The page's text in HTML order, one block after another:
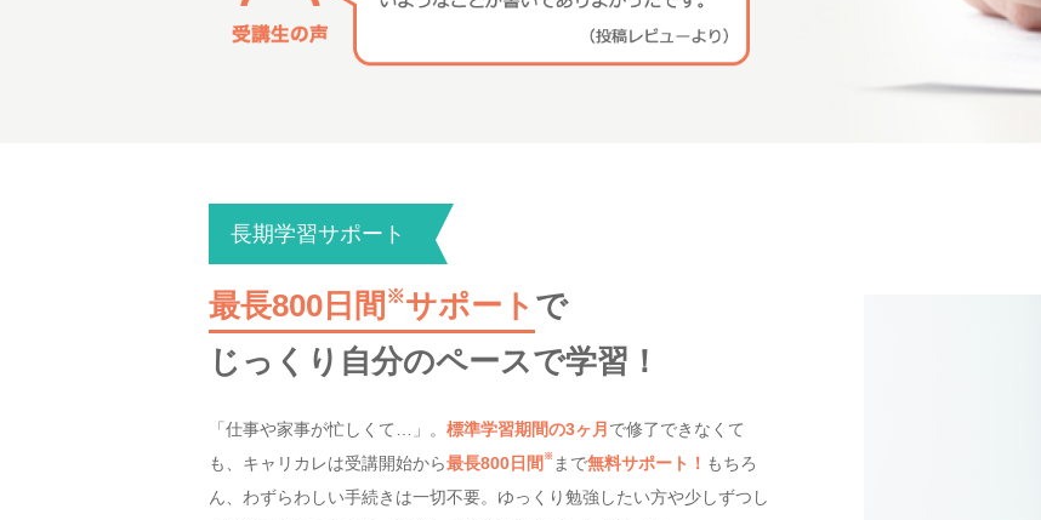
長期学習サポート
最長800日間 ※サポート で
じっくり自分のペースで学習！
「仕事や家事が忙しくて…」。 標準学習期間の3ヶ月 で修了できなくて
も、キャリカレは受講開始から最長800日間 ※ まで無料サポート！ もちろ
ん、わずらわしい手続きは一切不要。ゆっくり勉強したい方や少しずつし